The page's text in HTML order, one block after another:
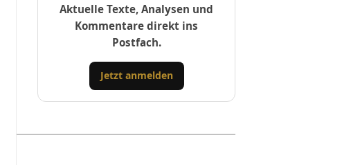
Aktuelle Texte, Analysen und
Kommentare direkt ins
Postfach.
Jetzt anmelden